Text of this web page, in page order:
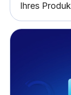
Ihres